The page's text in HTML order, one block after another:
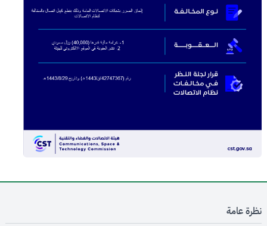
نظرة عامة